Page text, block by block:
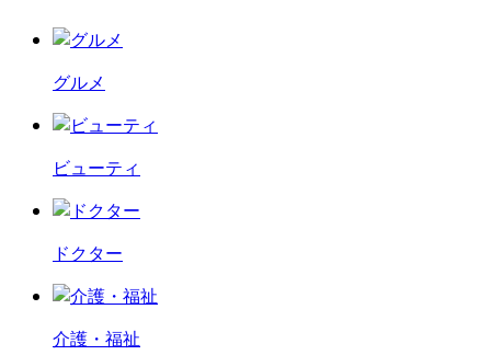
グルメ
ビューティ
ドクター
介護・福祉